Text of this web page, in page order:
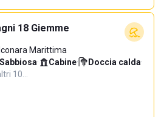
18 Giemme
Marittima
Sabbiosa· Cabine· Doccia calda·
10…